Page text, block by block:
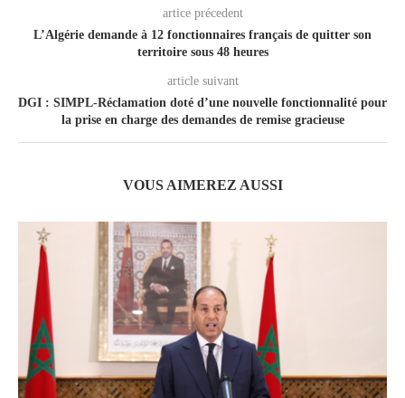
artice précedent
L’Algérie demande à 12 fonctionnaires français de quitter son
territoire sous 48 heures
article suivant
DGI : SIMPL-Réclamation doté d’une nouvelle fonctionnalité pour
la prise en charge des demandes de remise gracieuse
VOUS AIMEREZ AUSSI